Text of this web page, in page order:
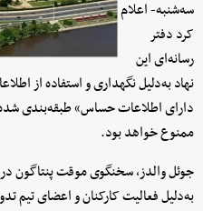
سه‌شنبه- اعلام
کرد دفتر
رسانه‌ای این
نهاد به‌دلیل نگهداری و استفاده از
دارای اطلاعات حساس» طبقه‌بندی شده
ممنوع خواهد بود.
جوئل والدز، سخنگوی موقت پنتاگون در
به‌دلیل فعالیت کارکنان و اعضای تیم